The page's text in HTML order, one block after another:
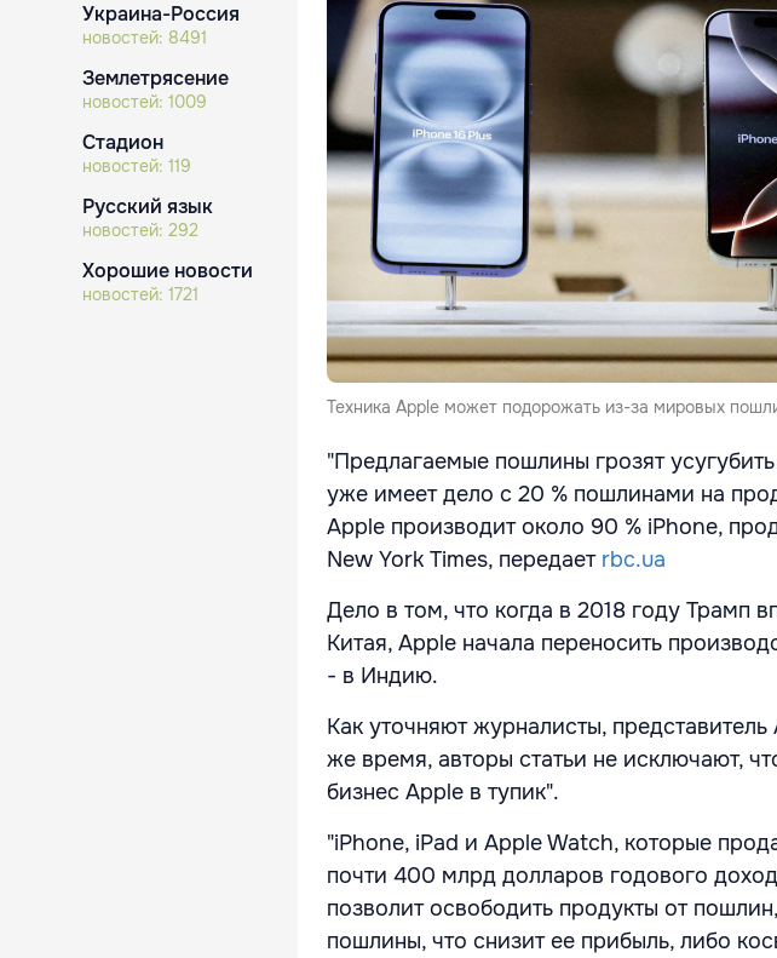
Украина-Россия
новостей: 8491
Землетрясение
новостей: 1009
Стадион
новостей: 119
Русский язык
новостей: 292
Хорошие новости
новостей: 1721
Техника Apple может подорожать из-за мировых
"Предлагаемые пошлины грозят
уже имеет дело с 20 % пошлинами на
Apple производит около 90 % iPhone,
New York Times, передает rbc.ua
Дело в том, что когда в 2018 году Трамп
Китая, Apple начала переносить
- в Индию.
Как уточняют журналисты,
же время, авторы статьи не исключают,
бизнес Apple в тупик".
"iPhone, iPad и Apple Watch, которые
почти 400 млрд долларов годового
позволит освободить продукты от
пошлины, что снизит ее прибыль, либо